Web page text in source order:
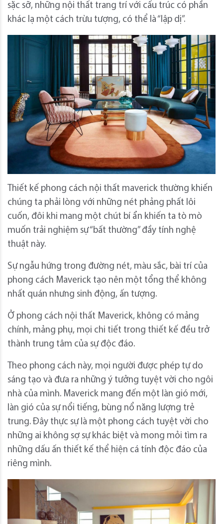
sặc sỡ, những nội thất trang trí với cấu trúc có phần
khác lạ một cách trừu tượng, có thể là “lập dị”.
Thiết kế phong cách nội thất maverick thường khiến
chúng ta phải lòng với những nét phảng phất lôi
cuốn, đôi khi mang một chút bí ẩn khiến ta tò mò
muốn trải nghiệm sự “bất thường” đầy tính nghệ
thuật này.
Sự ngẫu hứng trong đường nét, màu sắc, bài trí của
phong cách Maverick tạo nên một tổng thể không
nhất quán nhưng sinh động, ấn tượng.
Ở phong cách nội thất Maverick, không có mảng
chính, mảng phụ, mọi chi tiết trong thiết kế đều trở
thành trung tâm của sự độc đáo.
Theo phong cách này, mọi người được phép tự do
sáng tạo và đưa ra những ý tưởng tuyệt vời cho ngôi
nhà của mình. Maverick mang đến một làn gió mới,
làn gió của sự nổi tiếng, bùng nổ năng lượng trẻ
trung. Đây thực sự là một phong cách tuyệt vời cho
những ai không sợ sự khác biệt và mong mỏi tìm ra
những dấu ấn thiết kế thể hiện cá tính độc đáo của
riêng mình.